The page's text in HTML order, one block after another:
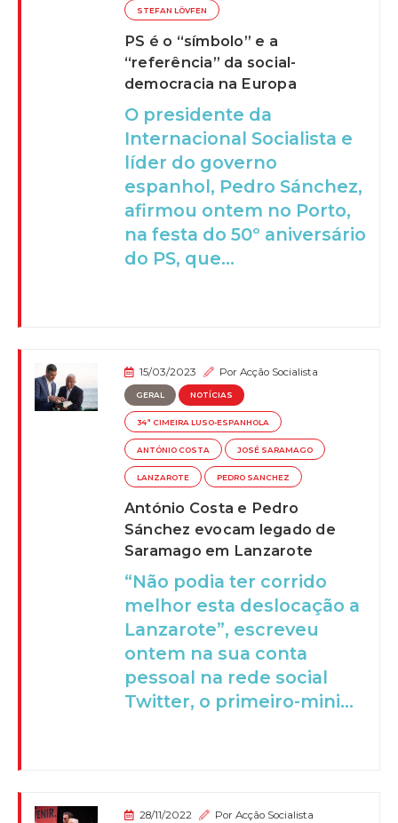
STEFAN LÖVFEN
PS é o “símbolo” e a
“referência” da social-
democracia na Europa
O presidente da
Internacional Socialista e
líder do governo
espanhol, Pedro Sánchez,
afirmou ontem no Porto,
na festa do 50º aniversário
do PS, que...
15/03/2023 PorAcção Socialista
GERAL NOTÍCIAS
34ª CIMEIRA LUSO-ESPANHOLA
ANTÓNIO COSTA JOSÉ SARAMAGO
LANZAROTE PEDRO SANCHEZ
António Costa e Pedro
Sánchez evocam legado de
Saramago em Lanzarote
“Não podia ter corrido
melhor esta deslocação a
Lanzarote”, escreveu
ontem na sua conta
pessoal na rede social
Twitter, o primeiro-mini...
28/11/2022 PorAcção Socialista